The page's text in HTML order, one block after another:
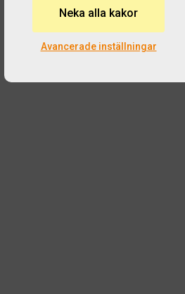
Logga in
Neka alla kakor
Avancerade inställningar